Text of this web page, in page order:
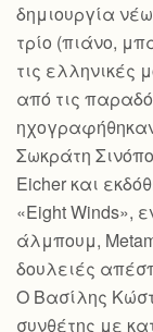
δημιουργία
τρίο (πιάνο,
τις ελληνικές
από τις
Σωκράτη
Eicher και
«Eight Winds»,
άλμπουμ,
δουλειές
Ο Βασίλης
συνθέτης με